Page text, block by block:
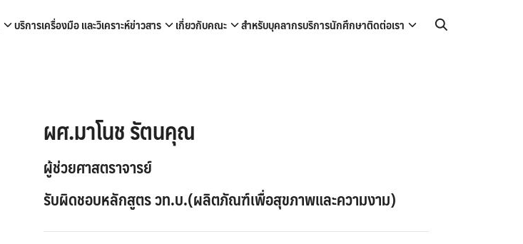
บริการเครื่องมือ และวิเคราะห์ข่าวสาร เกี่ยวกับคณะ สำหรับบุคลากรบริการนักศึกษาติดต่อเรา
ผศ.มาโนช รัตนคุณ
ผู้ช่วยศาสตราจารย์
รับผิดชอบหลักสูตร วท.บ.(ผลิตภัณฑ์เพื่อสุขภาพและความงาม)